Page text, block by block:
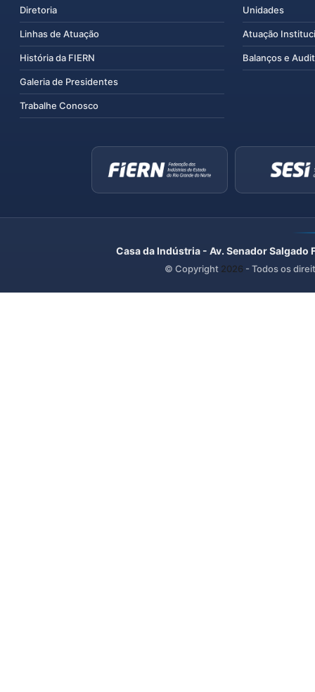
Diretoria
Linhas de Atuação
História da FIERN
Galeria de Presidentes
Trabalhe Conosco
Unidades
Atuação
Balanços e
Casa da Indústria - Av. Senador
© Copyright 2026 - Todos os